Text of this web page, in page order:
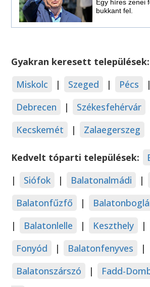
Egy híres zenei
bukkant fel.
Gyakran keresett települések:
Miskolc
| Szeged | Pécs |
Debrecen
| Székesfehérvár
Kecskemét
| Zalaegerszeg
Kedvelt tóparti települések:
|
Siófok | Balatonalmádi |
Balatonfűzfő
|
|
Balatonlelle | Keszthely |
Fonyód
| Balatonfenyves
|
Balatonszárszó
| Fadd-